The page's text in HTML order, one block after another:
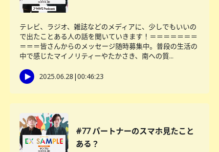
テレビ、ラジオ、雑誌などのメディアに、少しでもいいの
で出たことある人の話を聞いていきます！＝＝＝＝＝＝＝
＝＝＝皆さんからのメッセージ随時募集中。普段の生活の
中で感じたマイノリティーやたかさき、南への質...
2025.06.28 |00:46:23
#77 パートナーのスマホ見たこと
ある？